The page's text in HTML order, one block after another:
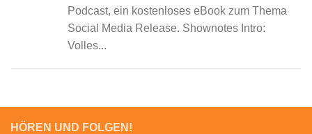
Podcast, ein kostenloses eBook zum Thema
Social Media Release. Shownotes Intro:
Volles...
HÖREN UND FOLGEN!